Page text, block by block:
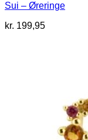
Sui – Øreringe
kr. 199,95